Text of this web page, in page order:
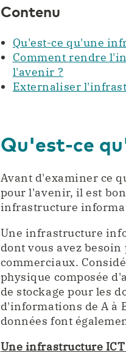
Contenu
Qu'est-ce qu'une
Comment rendre
l'avenir ?
Externaliser
Qu'est-ce
Avant d'examiner ce
pour l'avenir, il est
infrastructure
Une infrastructure
dont vous avez
commerciaux.
physique composée
de stockage pour les
d'informations de A à
données font
Une infrastructure